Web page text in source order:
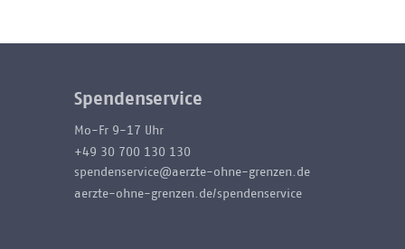
Spendenservice
Mo-Fr 9-17 Uhr
+49 30 700 130 130
spendenservice@aerzte-ohne-grenzen.de
aerzte-ohne-grenzen.de/spendenservice